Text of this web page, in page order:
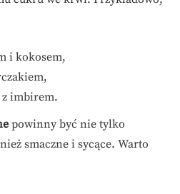
i kokosem,
z imbirem.
powinny być nie tylko
smaczne i sycące. Warto